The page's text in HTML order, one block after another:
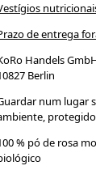
de entrega
Handels
Berlin
num lugar
% pó de rosa